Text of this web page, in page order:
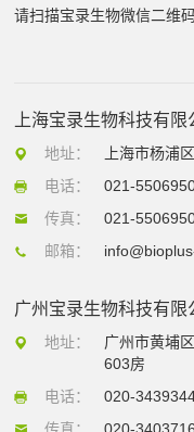
请扫描宝录生物微信二维码
上海宝录生物科技有限
地址：
上海市杨浦
电话：
021-
传真：
021-
邮箱：
广州宝录生物科技有限
地址：
广州市黄埔
603房
电话：
020-